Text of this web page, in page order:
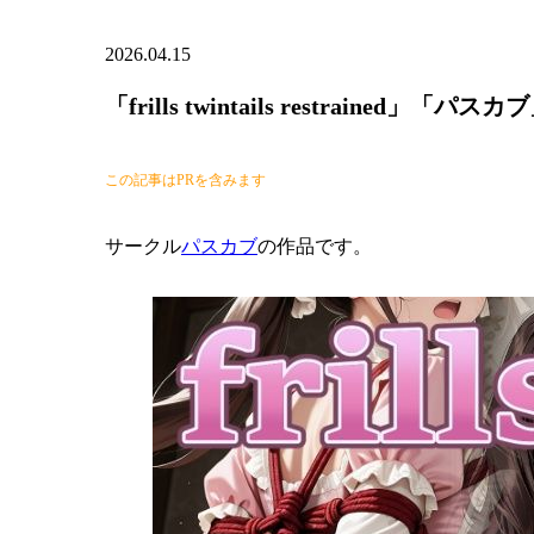
2026.04.15
「frills twintails restrained」「パスカブ
この記事はPRを含みます
サークルパスカブの作品です。